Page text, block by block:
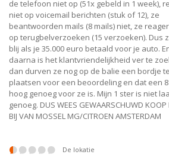
de telefoon niet op (51x gebeld in 1 week),
niet op voicemail berichten (stuk of 12), ze
beantwoorden mails (8 mails) niet, ze
op terugbelverzoeken (15 verzoeken). Dus
blij als je 35.000 euro betaald voor je auto.
daarna is het klantvriendelijkheid ver te
dan durven ze nog op de balie een bordje te
plaatsen voor een beoordeling en dat een
hoog genoeg voor ze is. Mijn 1 ster is niet
genoeg. DUS WEES GEWAARSCHUWD KOOP
BIJ VAN MOSSEL MG/CITROEN AMSTERDAM
De lokatie